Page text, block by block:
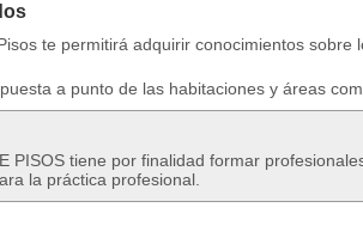
te permitirá adquirir conocimientos sobre
a punto de las habitaciones y áreas
PISOS tiene por finalidad formar
la práctica profesional.